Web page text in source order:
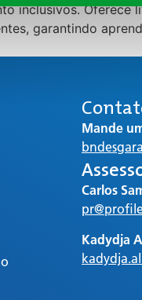
inclusivos. Oferece
garantindo
Mande
Carlos
Kadydja